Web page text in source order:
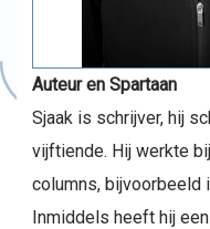
Auteur en Spartaan
Sjaak is schrijver, hij
vijftiende. Hij werkte
columns, bijvoorbeeld
Inmiddels heeft hij